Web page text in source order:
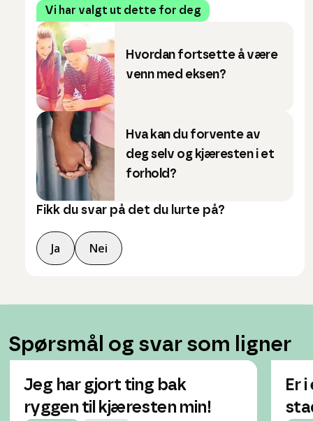
Vi har valgt ut dette for deg
Hvordan fortsette å være
venn med eksen?
Hva kan du forvente av
deg selv og kjæresten i et
forhold?
Fikk du svar på det du lurte på?
Ja Nei
Spørsmål og svar som ligner
Jeg har gjort ting bak
ryggen til kjæresten min!
Er